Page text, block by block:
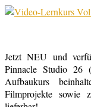
Jetzt NEU und
Pinnacle Studio 26
Aufbaukurs
Filmprojekte sowie